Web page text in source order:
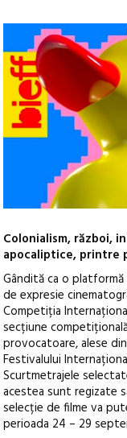
Colonialism, război,
apocaliptice, printre
Gândită ca o
de expresie
Competiția
secțiune
provocatoare, alese
Festivalului
Scurtmetrajele
acestea sunt regizate
selecție de filme va
perioada 24 – 29